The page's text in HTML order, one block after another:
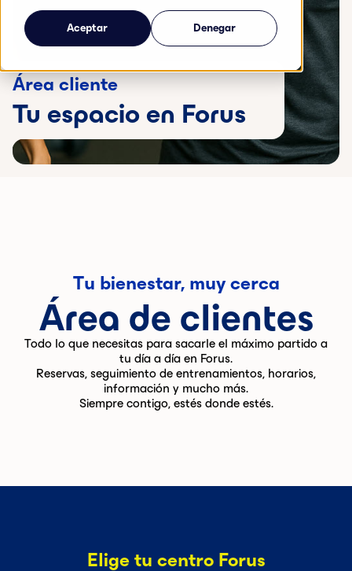
Aceptar Denegar
Área cliente
Tu espacio en Forus
Tu bienestar, muy cerca
Área de clientes
Todo lo que necesitas para sacarle el máximo partido a
tu día a día en Forus.
Reservas, seguimiento de entrenamientos, horarios,
información y mucho más.
Siempre contigo, estés donde estés.
Elige tu centro Forus